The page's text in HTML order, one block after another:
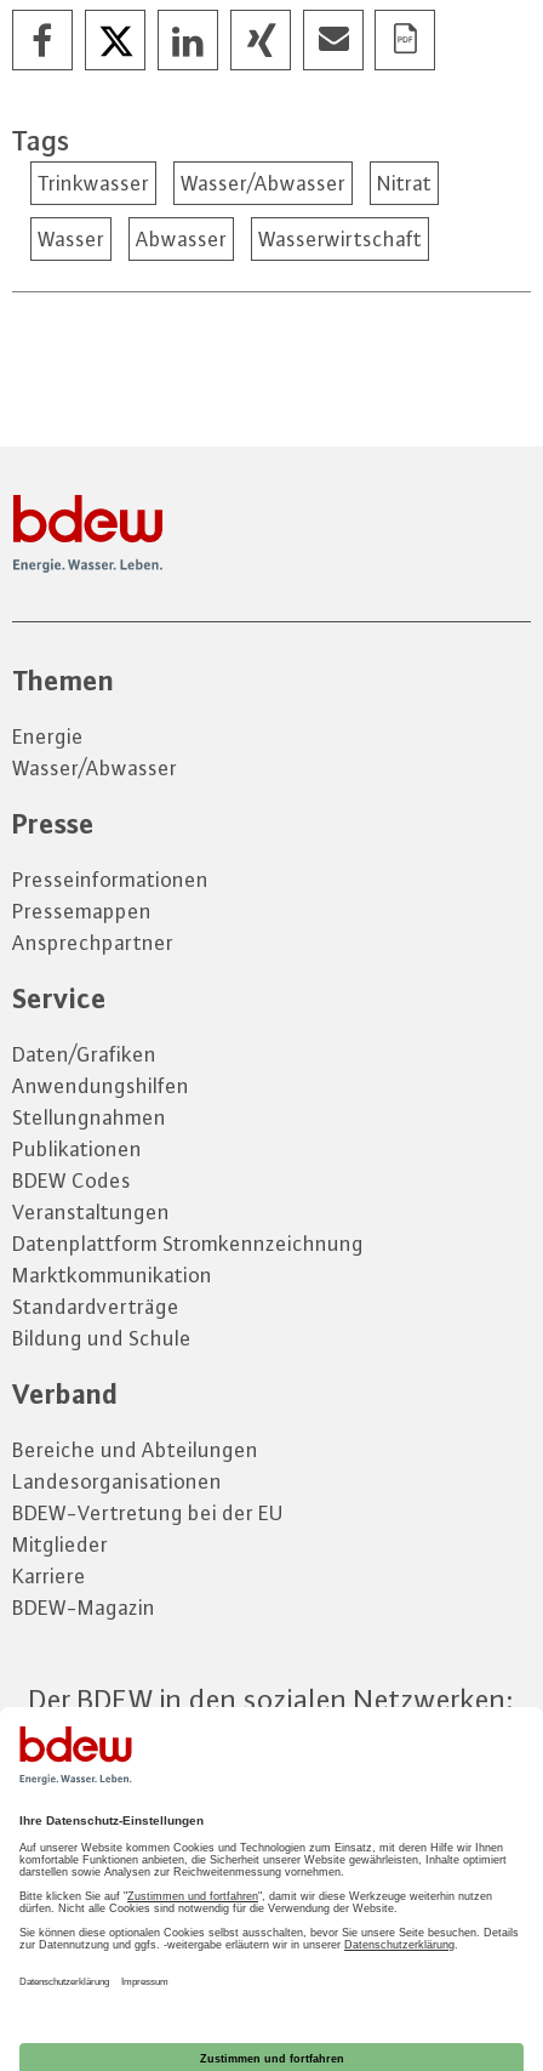
Tags
Trinkwasser Wasser/Abwasser Nitrat
Wasser Abwasser Wasserwirtschaft
Themen
Energie
Wasser/Abwasser
Presse
Presseinformationen
Pressemappen
Ansprechpartner
Service
Daten/Grafiken
Anwendungshilfen
Stellungnahmen
Publikationen
BDEW Codes
Veranstaltungen
Datenplattform Stromkennzeichnung
Marktkommunikation
Standardverträge
Bildung und Schule
Verband
Bereiche und Abteilungen
Landesorganisationen
BDEW-Vertretung bei der EU
Mitglieder
Karriere
BDEW-Magazin
Der BDEW in den sozialen Netzwerken:
Zum Mitgliederbereich
LOGIN